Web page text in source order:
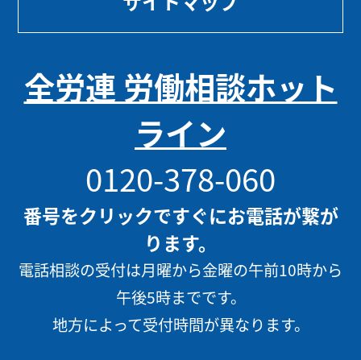
全労連 労働相談ホット
ライン
0120-378-060
番号をクリックですぐにお電話が繋が
ります。
電話相談の受付は月曜から金曜の午前10時から
午後5時までです。
地方によって受付時間が異なります。